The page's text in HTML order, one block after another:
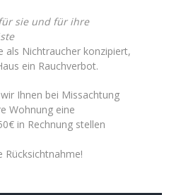
sie und für ihre
als Nichtraucher konzipiert,
ein Rauchverbot.
Ihnen bei Missachtung
Wohnung eine
in Rechnung stellen
Rücksichtnahme!